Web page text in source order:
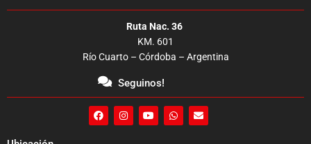
Ruta Nac. 36
KM. 601
Río Cuarto – Córdoba – Argentina
Seguinos!
F
a
c
I
n
s
Y
o
u
W
h
a
E
n
v